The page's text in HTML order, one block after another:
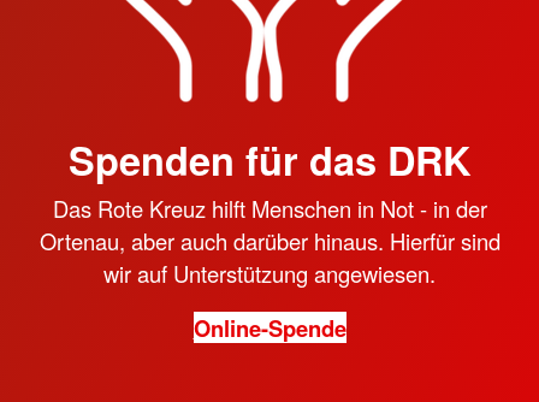
Spenden für das DRK
Das Rote Kreuz hilft Menschen in Not - in der
Ortenau, aber auch darüber hinaus. Hierfür sind
wir auf Unterstützung angewiesen.
Online-Spende